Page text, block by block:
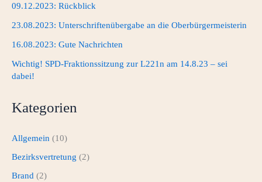
09.12.2023: Rückblick
23.08.2023: Unterschriftenübergabe an die Oberbürgermeisterin
16.08.2023: Gute Nachrichten
Wichtig! SPD-Fraktionssitzung zur L221n am 14.8.23 – sei
dabei!
Kategorien
Allgemein (10)
Bezirksvertretung (2)
Brand (2)